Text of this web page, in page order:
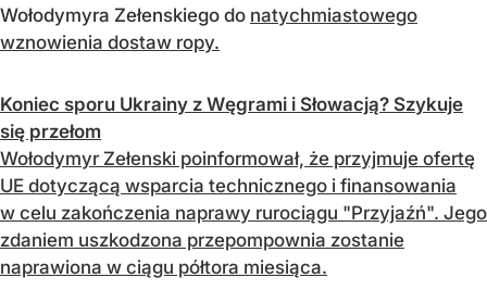
Wołodymyra Zełenskiego do natychmiastowego
wznowienia dostaw ropy.
Koniec sporu Ukrainy z Węgrami i Słowacją? Szykuje
się przełom
Wołodymyr Zełenski poinformował, że przyjmuje ofertę
UE dotyczącą wsparcia technicznego i finansowania
w celu zakończenia naprawy rurociągu "Przyjaźń". Jego
zdaniem uszkodzona przepompownia zostanie
naprawiona w ciągu półtora miesiąca.